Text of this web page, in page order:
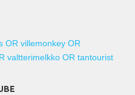
OR villemonkey OR
valtterimelkko OR tantourist